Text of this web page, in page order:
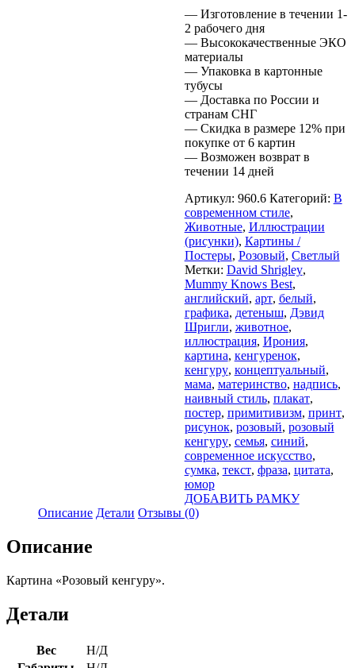
— Изготовление в течении 1-
2 рабочего дня
— Высококачественные ЭКО
материалы
— Упаковка в картонные
тубусы
— Доставка по России и
странам СНГ
— Скидка в размере 12% при
покупке от 6 картин
— Возможен возврат в
течении 14 дней
Артикул: 960.6 Категорий: В
современном стиле,
Животные, Иллюстрации
(рисунки), Картины /
Постеры, Розовый, Светлый
Метки: David Shrigley,
Mummy Knows Best,
английский, арт, белый,
графика, детеныш, Дэвид
Шригли, животное,
иллюстрация, Ирония,
картина, кенгуренок,
кенгуру, концептуальный,
мама, материнство, надпись,
наивный стиль, плакат,
постер, примитивизм, принт,
рисунок, розовый, розовый
кенгуру, семья, синий,
современное искусство,
сумка, текст, фраза, цитата,
юмор
ДОБАВИТЬ РАМКУ
Описание Детали Отзывы (0)
Описание
Картина «Розовый кенгуру».
Детали
Вес
Н/Д